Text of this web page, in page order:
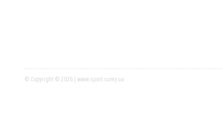
© Copyright © 2026 | www.sport.sumy.ua